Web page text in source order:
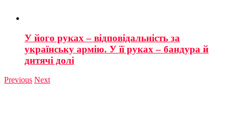
У його руках – відповідальність за
українську армію. У її руках – бандура й
дитячі долі
Previous Next